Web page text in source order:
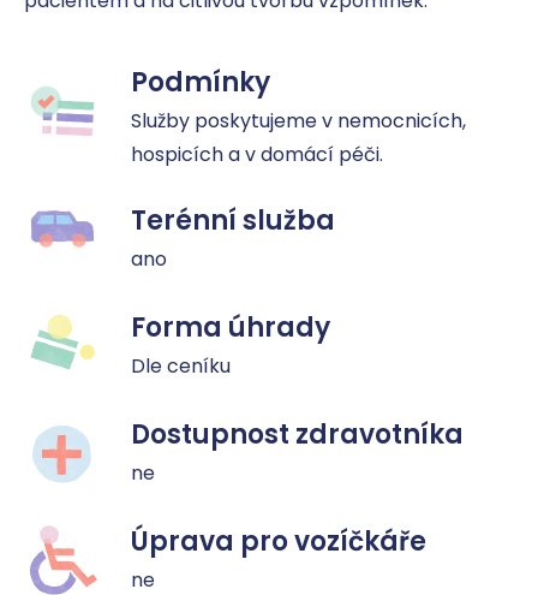
Podmínky
Služby poskytujeme v nemocnicích,
hospicích a v domácí péči.
Terénní služba
ano
Forma úhrady
Dle ceníku
Dostupnost zdravotníka
ne
Úprava pro vozíčkáře
ne